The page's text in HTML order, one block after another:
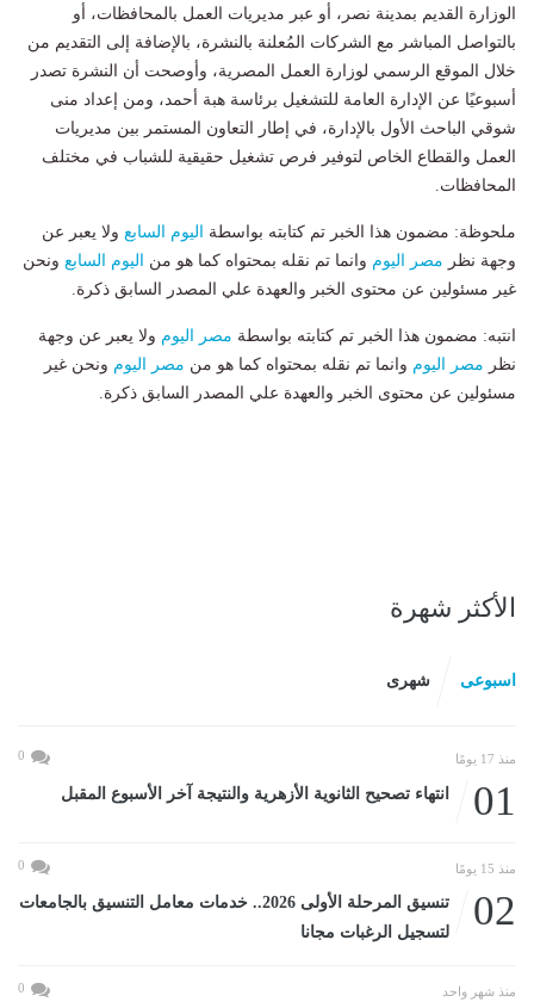
الوزارة القديم بمدينة نصر، أو عبر مديريات العمل بالمحافظات، أو
بالتواصل المباشر مع الشركات المُعلنة بالنشرة، بالإضافة إلى التقديم من
خلال الموقع الرسمي لوزارة العمل المصرية، وأوصحت أن النشرة تصدر
أسبوعيًا عن الإدارة العامة للتشغيل برئاسة هبة أحمد، ومن إعداد منى
شوقي الباحث الأول بالإدارة، في إطار التعاون المستمر بين مديريات
العمل والقطاع الخاص لتوفير فرص تشغيل حقيقية للشباب في مختلف
المحافظات.
ملحوظة: مضمون هذا الخبر تم كتابته بواسطة اليوم السابع ولا يعبر عن
وجهة نظر مصر اليوم وانما تم نقله بمحتواه كما هو من اليوم السابع ونحن
غير مسئولين عن محتوى الخبر والعهدة علي المصدر السابق ذكرة.
انتبه: مضمون هذا الخبر تم كتابته بواسطة مصر اليوم ولا يعبر عن وجهة
نظر مصر اليوم وانما تم نقله بمحتواه كما هو من مصر اليوم ونحن غير
مسئولين عن محتوى الخبر والعهدة علي المصدر السابق ذكرة.
الأكثر شهرة
اسبوعى شهرى
منذ 17 يومًا 0
01 انتهاء تصحيح الثانوية الأزهرية والنتيجة آخر الأسبوع المقبل
منذ 15 يومًا 0
02
تنسيق المرحلة الأولى 2026.. خدمات معامل التنسيق بالجامعات
لتسجيل الرغبات مجانا
منذ شهر واحد 0